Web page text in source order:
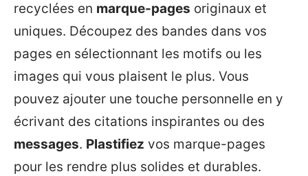
recyclées en marque-pages originaux et
uniques. Découpez des bandes dans vos
pages en sélectionnant les motifs ou les
images qui vous plaisent le plus. Vous
pouvez ajouter une touche personnelle en y
écrivant des citations inspirantes ou des
messages. Plastifiez vos marque-pages
pour les rendre plus solides et durables.